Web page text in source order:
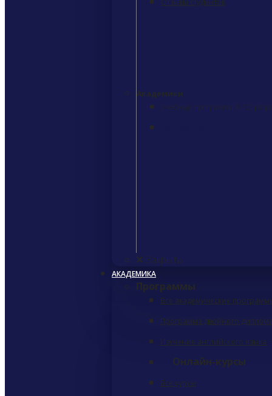
Отзывы студентов
Академики
Учебные программы K-12,
Закрыть
АКАДЕМИКА
Программы
Все академические
Программа двойного
Изучение английского языка
Онлайн-курсы
Все курсы